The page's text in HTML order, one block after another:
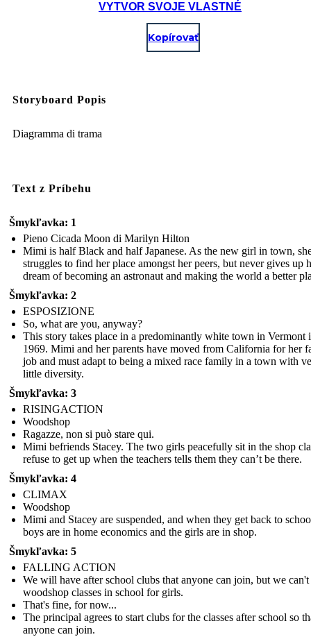
VYTVOR SVOJE VLASTNÉ
Kopírovať
Storyboard Popis
Diagramma di trama
Text z Príbehu
Šmykľavka: 1
Pieno Cicada Moon di Marilyn Hilton
Mimi is half Black and half Japanese. As the new girl in town,
struggles to find her place amongst her peers, but never gives up
dream of becoming an astronaut and making the world a better
Šmykľavka: 2
ESPOSIZIONE
So, what are you, anyway?
This story takes place in a predominantly white town in Vermont
1969. Mimi and her parents have moved from California for her
job and must adapt to being a mixed race family in a town with
little diversity.
Šmykľavka: 3
RISINGACTION
Woodshop
Ragazze, non si può stare qui.
Mimi befriends Stacey. The two girls peacefully sit in the shop
refuse to get up when the teachers tells them they can’t be there.
Šmykľavka: 4
CLIMAX
Woodshop
Mimi and Stacey are suspended, and when they get back to
boys are in home economics and the girls are in shop.
Šmykľavka: 5
FALLING ACTION
We will have after school clubs that anyone can join, but we can't
woodshop classes in school for girls.
That's fine, for now...
The principal agrees to start clubs for the classes after school so
anyone can join.